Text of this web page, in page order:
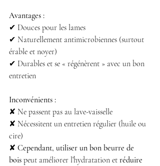
Avantages :
✔ Douces pour les lames
✔ Naturellement antimicrobiennes (surtout
érable et noyer)
✔ Durables et se « régénèrent » avec un bon
entretien
Inconvénients :
✘ Ne passent pas au lave-vaisselle
✘ Nécessitent un entretien régulier (huile ou
cire)
✘ Cependant, utiliser un bon beurre de
bois peut améliorer l’hydratation et réduire